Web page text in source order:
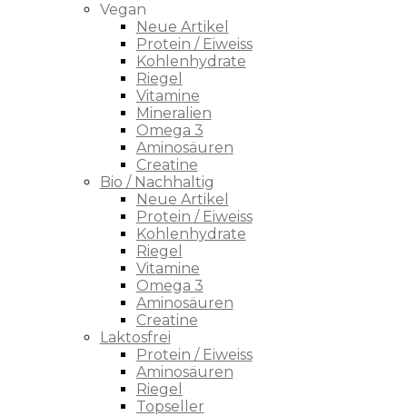
Vegan
Neue Artikel
Protein / Eiweiss
Kohlenhydrate
Riegel
Vitamine
Mineralien
Omega 3
Aminosäuren
Creatine
Bio / Nachhaltig
Neue Artikel
Protein / Eiweiss
Kohlenhydrate
Riegel
Vitamine
Omega 3
Aminosäuren
Creatine
Laktosfrei
Protein / Eiweiss
Aminosäuren
Riegel
Topseller